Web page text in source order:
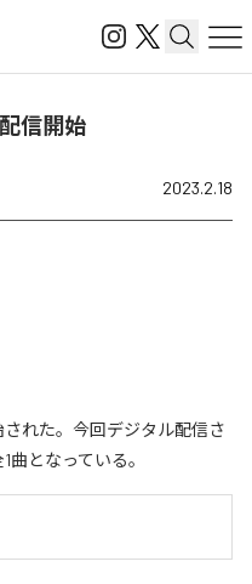
信開始
2023.2.18
された。今回デジタル配信さ
曲となっている。